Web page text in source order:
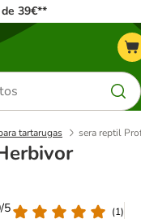
39€**
tartarugas sera reptil
5
(1)